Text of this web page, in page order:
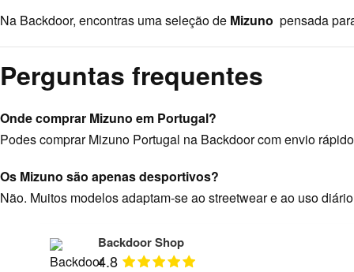
be
chosen
the
product
199,89 €.139,92 €.
Na Backdoor, encontras uma seleção de Mizuno pensada
Perguntas frequentes
Onde comprar Mizuno em Portugal?
Podes comprar Mizuno Portugal na Backdoor com envio
Os Mizuno são apenas desportivos?
Não. Muitos modelos adaptam-se ao streetwear e ao uso
Backdoor Shop
4.8